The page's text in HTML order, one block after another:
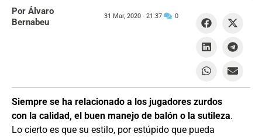
Siempre se ha relacionado a los jugadores zurdos
con la calidad, el buen manejo de balón o la sutileza.
Lo cierto es que su estilo, por estúpido que pueda
Por Álvaro
Bernabeu
31 Mar, 2020 - 21:37 0